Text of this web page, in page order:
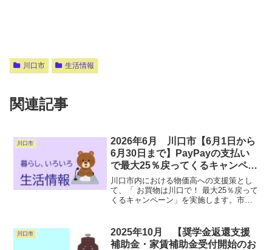
川口市 生活情報
関連記事
川口市
2026年6月 川口市【6月1日から
6月30日まで】PayPayの支払い
で最大25％戻ってくるキャンペー
ンを実施しています！
川口市内における物価高への支援策とし
て、「 お買物は川口で！ 最大25％戻って
くるキャンペーン」を実施します。市内
て、決済額の最大25％（期間中上限1万円
相当）のP...
川口市
2025年10月 【奨学金返還支援
補助金・家賃補助金受付開始のお